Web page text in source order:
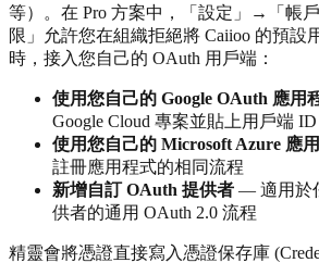
等）。在 Pro 方案中，「設定」→「帳
限」允許您在組織拒絕將 Caiioo 的預設
時，接入您自己的 OAuth 用戶端：
使用您自己的 Google OAuth 應用
Google Cloud 專案並貼上用戶端
使用您自己的 Microsoft Azure 應
註冊應用程式的相同流程
新增自訂 OAuth 提供者 — 適用於
供者的通用 OAuth 2.0 流程
精靈會將憑證直接寫入憑證保存庫